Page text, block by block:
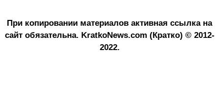
При копировании материалов активная ссылка на
сайт обязательна. KratkoNews.com (Кратко) © 2012-
2022.